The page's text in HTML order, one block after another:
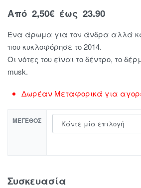
Από 2,50€ έως 23.90
Ένα άρωμα για τον άνδρα αλλά
που κυκλοφόρησε το 2014.
Οι νότες του είναι το δέντρο, το
musk.
Δωρέαν Μεταφορικά για
ΜΈΓΕΘΟΣ
Συσκευασία